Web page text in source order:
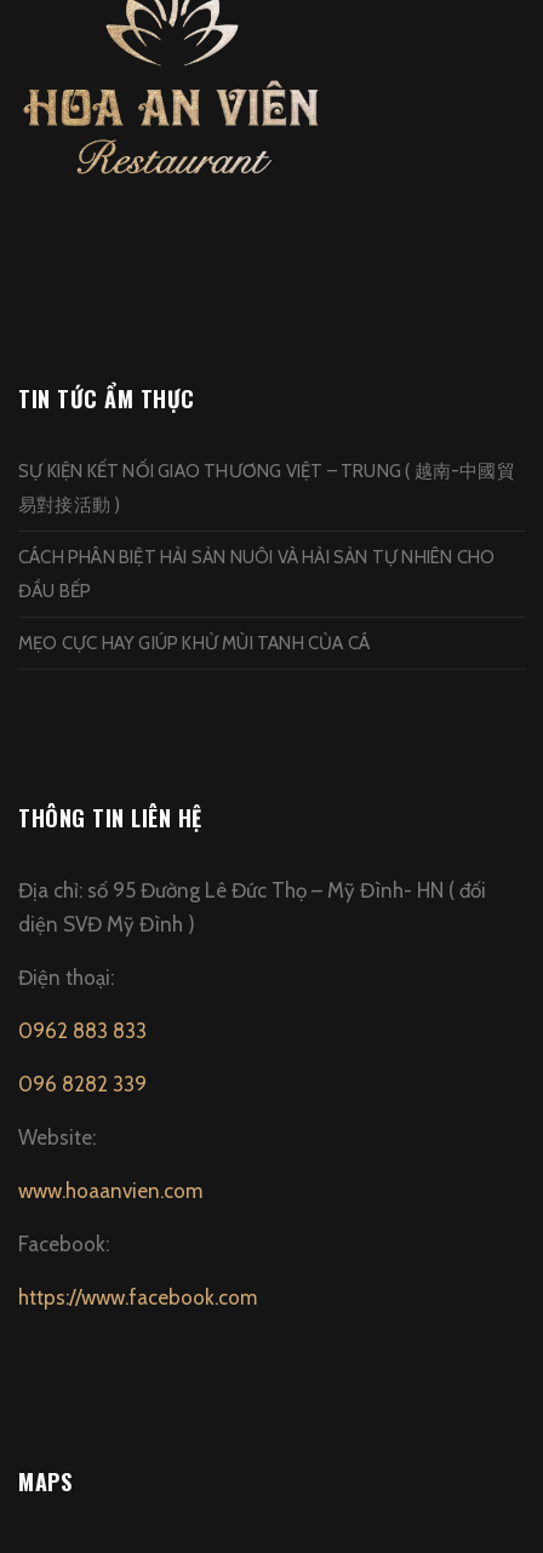
TIN TỨC ẨM THỰC
SỰ KIỆN KẾT NỐI GIAO THƯƠNG VIỆT – TRUNG ( 越南-中國貿
易對接活動 )
CÁCH PHÂN BIỆT HẢI SẢN NUÔI VÀ HẢI SẢN TỰ NHIÊN CHO
ĐẦU BẾP
MẸO CỰC HAY GIÚP KHỬ MÙI TANH CỦA CÁ
THÔNG TIN LIÊN HỆ
Địa chỉ: số 95 Đường Lê Đức Thọ – Mỹ Đình- HN ( đối
diện SVĐ Mỹ Đình )
Điện thoại:
0962 883 833
096 8282 339
Website:
www.hoaanvien.com
Facebook:
https://www.facebook.com
MAPS